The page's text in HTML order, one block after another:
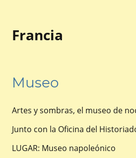
Francia
Museo
Artes y sombras, el museo de
Junto con la Oficina del
LUGAR: Museo napoleónico